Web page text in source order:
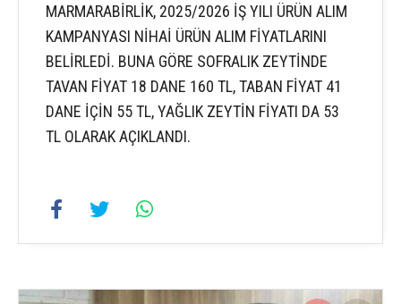
MARMARABİRLİK, 2025/2026 İŞ YILI ÜRÜN ALIM
KAMPANYASI NİHAİ ÜRÜN ALIM FİYATLARINI
BELİRLEDİ. BUNA GÖRE SOFRALIK ZEYTİNDE
TAVAN FİYAT 18 DANE 160 TL, TABAN FİYAT 41
DANE İÇİN 55 TL, YAĞLIK ZEYTİN FİYATI DA 53
TL OLARAK AÇIKLANDI.